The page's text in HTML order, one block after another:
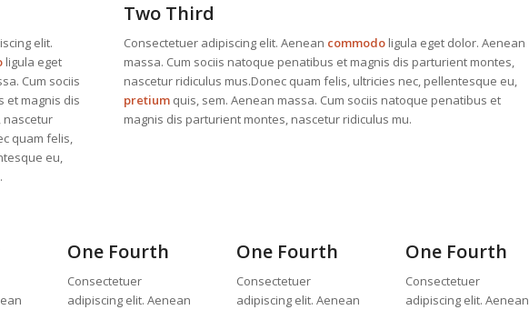
elit.
ligula eget
Cum sociis
et magnis dis
nascetur
quam felis,
eu,
Two Third
Consectetuer adipiscing elit. Aenean commodoligula eget dolor. Aenean
massa. Cum sociis natoque penatibus et magnis dis parturient montes,
nascetur ridiculus mus.Donec quam felis, ultricies nec, pellentesque eu,
pretiumquis, sem. Aenean massa. Cum sociis natoque penatibus et
magnis dis parturient montes, nascetur ridiculus mu.
One Fourth
Consectetuer
adipiscing elit. Aenean
One Fourth
Consectetuer
adipiscing elit. Aenean
One Fourth
Consectetuer
adipiscing elit. Aenean